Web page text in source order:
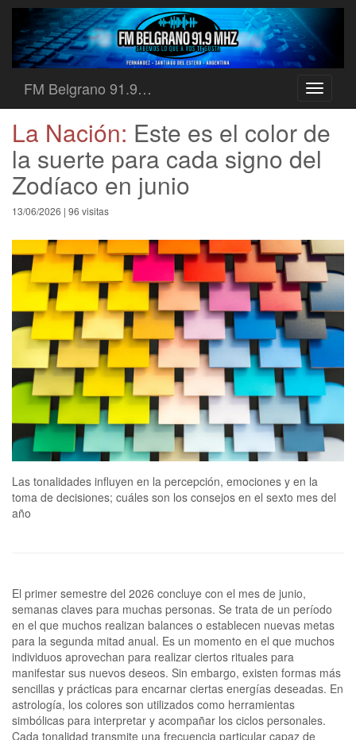
Toggle
FM Belgrano 91.9…
La Nación: Este es el color de
la suerte para cada signo del
Zodíaco en junio
13/06/2026 | 96 visitas
Las tonalidades influyen en la percepción, emociones y en la
toma de decisiones; cuáles son los consejos en el sexto mes del
año
El primer semestre del 2026 concluye con el mes de junio,
semanas claves para muchas personas. Se trata de un período
en el que muchos realizan balances o establecen nuevas metas
para la segunda mitad anual. Es un momento en el que muchos
individuos aprovechan para realizar ciertos rituales para
manifestar sus nuevos deseos. Sin embargo, existen formas más
sencillas y prácticas para encarnar ciertas energías deseadas. En
astrología, los colores son utilizados como herramientas
simbólicas para interpretar y acompañar los ciclos personales.
Cada tonalidad transmite una frecuencia particular capaz de